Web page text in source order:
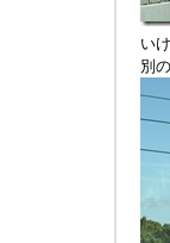
い
別